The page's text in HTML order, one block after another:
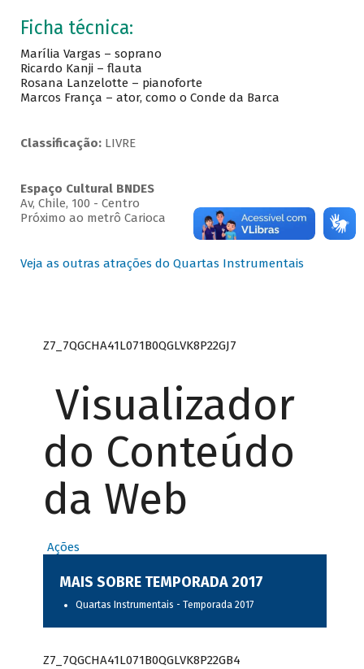
Ficha técnica:
Marília Vargas – soprano
Ricardo Kanji – flauta
Rosana Lanzelotte – pianoforte
Marcos França – ator, como o Conde da Barca
Classificação:LIVRE
Espaço Cultural BNDES
Av, Chile, 100 - Centro
Próximo ao metrô Carioca
Veja as outras atrações do Quartas Instrumentais
Z7_7QGCHA41L071B0QGLVK8P22GJ7
Visualizador
do Conteúdo
da Web
Ações
MAIS SOBRE TEMPORADA 2017
Quartas Instrumentais - Temporada 2017
Z7_7QGCHA41L071B0QGLVK8P22GB4